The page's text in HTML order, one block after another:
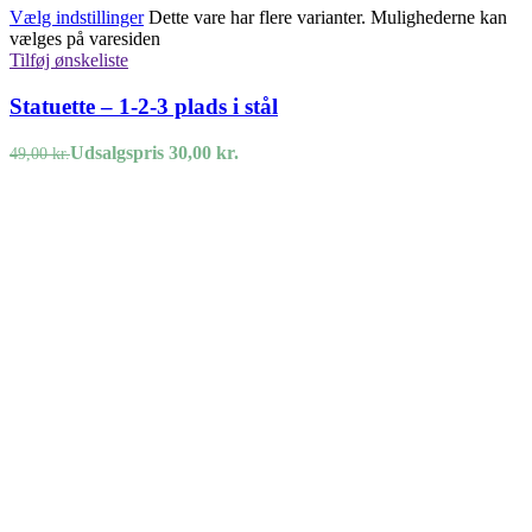
Vælg indstillinger Dette vare har flere varianter. Mulighederne kan
vælges på varesiden
Tilføj ønskeliste
Statuette – 1-2-3 plads i stål
49,00kr.Udsalgspris 30,00 kr.